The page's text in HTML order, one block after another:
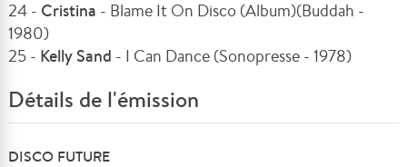
24 - Cristina - Blame It On Disco (Album)(Buddah -
1980)
25 - Kelly Sand - I Can Dance (Sonopresse - 1978)
Détails de l'émission
DISCO FUTURE